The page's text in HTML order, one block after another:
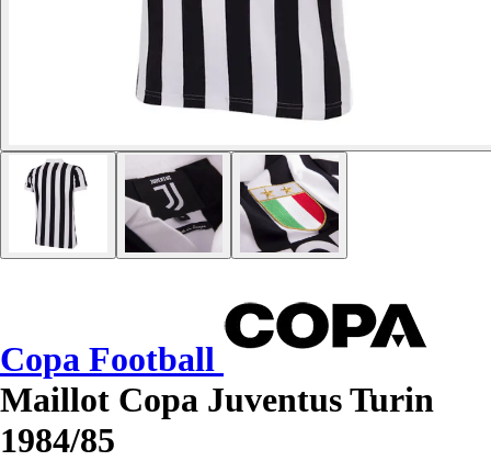
Copa Football
Maillot Copa Juventus Turin
1984/85